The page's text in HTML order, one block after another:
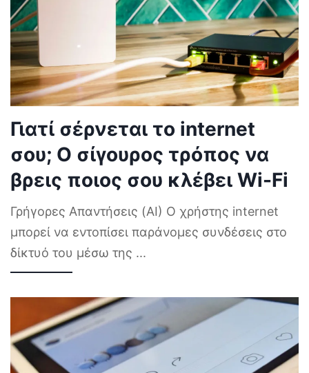
Γιατί σέρνεται το internet
σου; Ο σίγουρος τρόπος να
βρεις ποιος σου κλέβει Wi-Fi
Γρήγορες Απαντήσεις (AI) Ο χρήστης internet
μπορεί να εντοπίσει παράνομες συνδέσεις στο
δίκτυό του μέσω της ...